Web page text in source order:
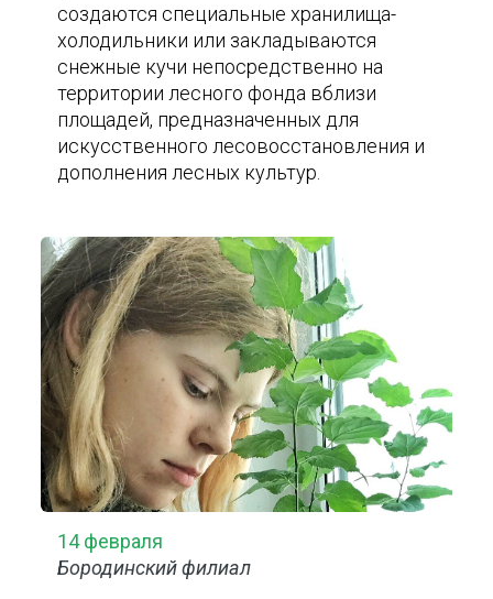
создаются специальные хранилища-
холодильники или закладываются
снежные кучи непосредственно на
территории лесного фонда вблизи
площадей, предназначенных для
искусственного лесовосстановления и
дополнения лесных культур.
14 февраля
Бородинский филиал